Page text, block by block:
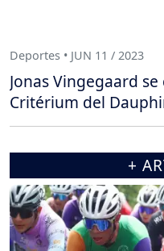
Deportes • JUN 11 / 2023
Jonas Vingegaard
Critérium del
+